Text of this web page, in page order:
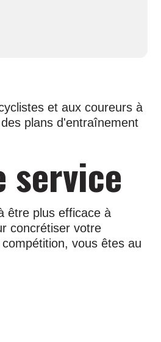
et aux coureurs à
plans d'entraînement
service
être plus efficace à
concrétiser votre
vous êtes au